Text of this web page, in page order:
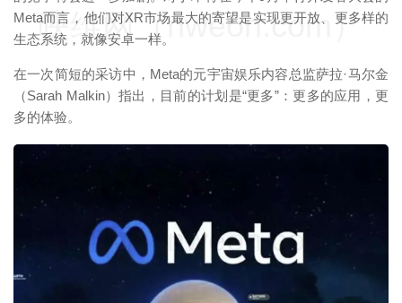
Meta而言，他们对XR市场最大的寄望是实现更开放、更多样的
生态系统，就像安卓一样。
在一次简短的采访中，Meta的元宇宙娱乐内容总监萨拉·马尔金
（Sarah Malkin）指出，目前的计划是“更多”：更多的应用，更
多的体验。
映维网（nweon.com）
映维网（nweon.com）